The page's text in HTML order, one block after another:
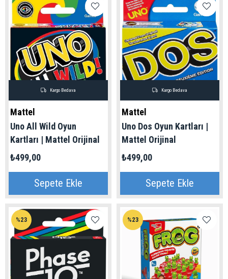
Mattel
Uno All Wild Oyun
Kartları | Mattel Orijinal
₺499,00
Sepete Ekle
Kargo Bedava
Mattel
Uno Dos Oyun Kartları |
Mattel Orijinal
₺499,00
Sepete Ekle
Kargo Bedava
%23 %23